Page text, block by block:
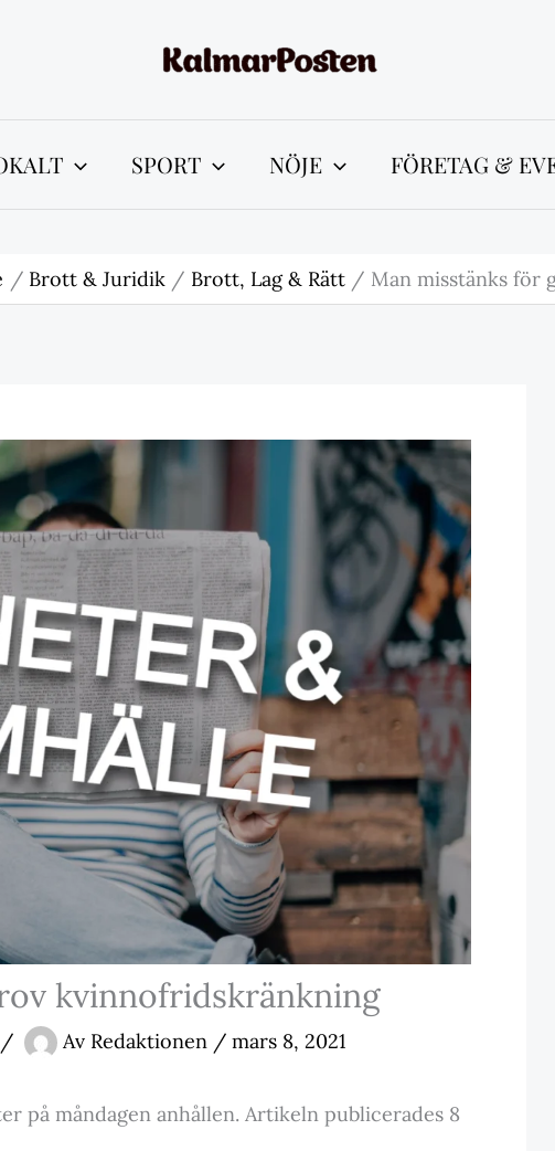
SPORT NÖJE FÖRETAG &
Brott & Juridik Brott, Lag & Rätt Man misstänks för
kvinnofridskränkning
/ Av Redaktionen / mars 8, 2021
på måndagen anhållen. Artikeln publicerades 8